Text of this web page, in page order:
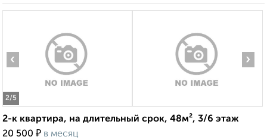
2/5
‹ ›
2-к квартира, на длительный срок, 48м², 3/6 этаж
20 500 ₽ в месяц